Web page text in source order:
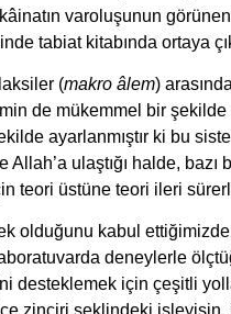
varoluşunun
tabiat kitabında ortaya
(makro âlem) arasında
de mükemmel bir şekilde
ayarlanmıştır ki bu
ulaştığı halde,
teori üstüne teori ileri
olduğunu kabul
deneylerle
desteklemek için çeşitli